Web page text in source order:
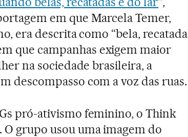
em que Marcela Temer,
era descrita como “bela, recatada
que campanhas exigem maior
na sociedade brasileira, a
descompasso com a voz das ruas.
pró-ativismo feminino, o Think
grupo usou uma imagem do